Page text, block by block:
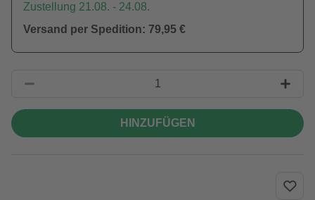
Zustellung 21.08. - 24.08.
Versand per Spedition: 79,95 €
HINZUFÜGEN